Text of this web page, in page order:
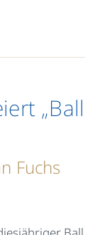
„Ball
Fuchs